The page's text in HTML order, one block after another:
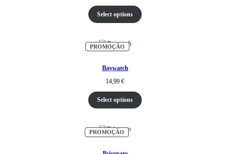
Select options
PROMOÇÃOPRODUTO
EM
Baywatch
14,99 €
Select options
PROMOÇÃO PRODUTO
EM